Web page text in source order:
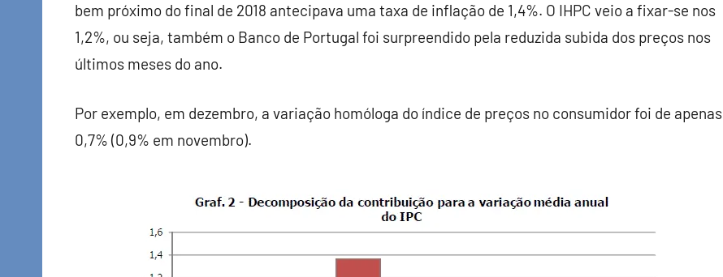
bem próximo do final de 2018 antecipava uma taxa de inflação de 1,4%. O IHPC veio a fixar-se nos
1,2%, ou seja, também o Banco de Portugal foi surpreendido pela reduzida subida dos preços nos
últimos meses do ano.
Por exemplo, em dezembro, a variação homóloga do índice de preços no consumidor foi de apenas
0,7% (0,9% em novembro).